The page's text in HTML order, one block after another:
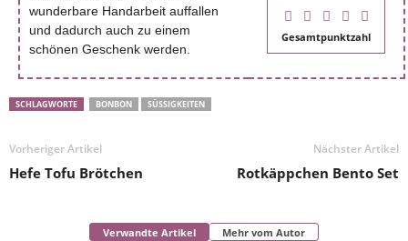
wunderbare Handarbeit auffallen
und dadurch auch zu einem
schönen Geschenk werden.
Gesamtpunktzahl
SCHLAGWORTE BONBON SÜSSIGKEITEN
Vorheriger Artikel
Hefe Tofu Brötchen
Nächster Artikel
Rotkäppchen Bento Set
Verwandte Artikel Mehr vom Autor